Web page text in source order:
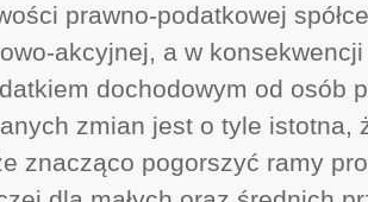
prawno-podatkowej
akcyjnej, a w
dochodowym od osób
zmian jest o tyle istotna,
znacząco pogorszyć ramy